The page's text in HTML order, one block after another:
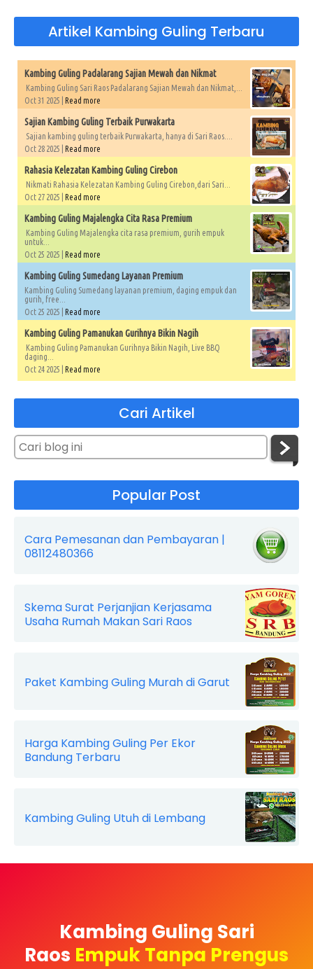
Artikel Kambing Guling Terbaru
Kambing Guling Padalarang Sajian Mewah dan Nikmat
Kambing Guling Sari Raos Padalarang Sajian Mewah dan Nikmat,...
Oct 31 2025 | Read more
Sajian Kambing Guling Terbaik Purwakarta
Sajian kambing guling terbaik Purwakarta, hanya di Sari Raos....
Oct 28 2025 | Read more
Rahasia Kelezatan Kambing Guling Cirebon
Nikmati Rahasia Kelezatan Kambing Guling Cirebon,dari Sari...
Oct 27 2025 | Read more
Kambing Guling Majalengka Cita Rasa Premium
Kambing Guling Majalengka cita rasa premium, gurih empuk
untuk...
Oct 25 2025 | Read more
Kambing Guling Sumedang Layanan Premium
Kambing Guling Sumedang layanan premium, daging empuk dan
gurih, free...
Oct 25 2025 | Read more
Kambing Guling Pamanukan Gurihnya Bikin Nagih
Kambing Guling Pamanukan Gurihnya Bikin Nagih, Live BBQ
daging...
Oct 24 2025 | Read more
Cari Artikel
Popular Post
Cara Pemesanan dan Pembayaran |
08112480366
Skema Surat Perjanjian Kerjasama
Usaha Rumah Makan Sari Raos
Paket Kambing Guling Murah di Garut
Harga Kambing Guling Per Ekor
Bandung Terbaru
Kambing Guling Utuh di Lembang
Kambing Guling Sari
Raos Empuk Tanpa Prengus